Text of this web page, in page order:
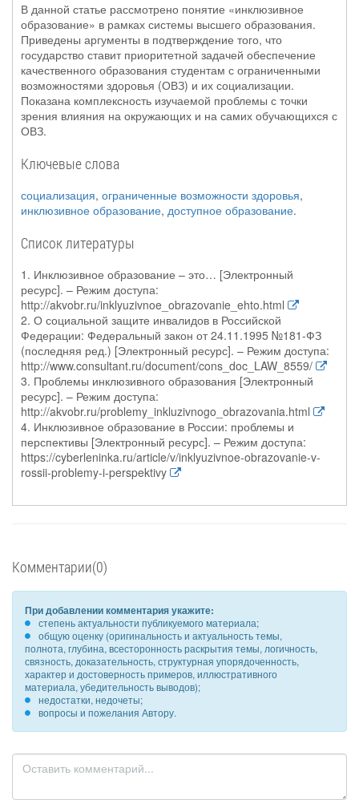
В данной статье рассмотрено понятие «инклюзивное
образование» в рамках системы высшего образования.
Приведены аргументы в подтверждение того, что
государство ставит приоритетной задачей обеспечение
качественного образования студентам с ограниченными
возможностями здоровья (ОВЗ) и их социализации.
Показана комплексность изучаемой проблемы с точки
зрения влияния на окружающих и на самих обучающихся с
ОВЗ.
Ключевые слова
социализация, ограниченные возможности здоровья,
инклюзивное образование, доступное образование.
Список литературы
1. Инклюзивное образование – это… [Электронный
ресурс]. – Режим доступа:
http://akvobr.ru/inklyuzivnoe_obrazovanie_ehto.html
2. О социальной защите инвалидов в Российской
Федерации: Федеральный закон от 24.11.1995 №181-ФЗ
(последняя ред.) [Электронный ресурс]. – Режим доступа:
http://www.consultant.ru/document/cons_doc_LAW_8559/
3. Проблемы инклюзивного образования [Электронный
ресурс]. – Режим доступа:
http://akvobr.ru/problemy_inkluzivnogo_obrazovania.html
4. Инклюзивное образование в России: проблемы и
перспективы [Электронный ресурс]. – Режим доступа:
https://cyberleninka.ru/article/v/inklyuzivnoe-obrazovanie-v-
rossii-problemy-i-perspektivy
Комментарии(0)
При добавлении комментария укажите:
степень актуальности публикуемого материала;
общую оценку (оригинальность и актуальность темы,
полнота, глубина, всесторонность раскрытия темы, логичность,
связность, доказательность, структурная упорядоченность,
характер и достоверность примеров, иллюстративного
материала, убедительность выводов);
недостатки, недочеты;
вопросы и пожелания Автору.